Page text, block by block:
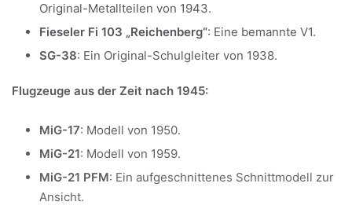
Original-Metallteilen von 1943.
Fieseler Fi 103 „Reichenberg“: Eine bemannte V1.
SG-38: Ein Original-Schulgleiter von 1938.
Flugzeuge aus der Zeit nach 1945:
MiG-17: Modell von 1950.
MiG-21: Modell von 1959.
MiG-21 PFM: Ein aufgeschnittenes Schnittmodell zur
Ansicht.